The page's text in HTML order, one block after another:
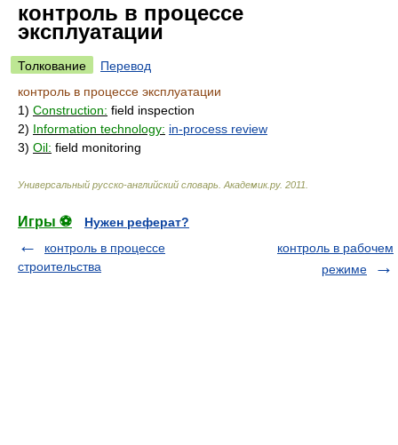
контроль в процессе
эксплуатации
Толкование
Перевод
контроль в процессе эксплуатации
1) Construction: field inspection
2) Information technology: in-process review
3) Oil: field monitoring
Универсальный русско-английский словарь Академик.ру. 2011
Игры ⚽
Нужен реферат?
контроль в процессе
строительства
контроль в рабочем
режиме